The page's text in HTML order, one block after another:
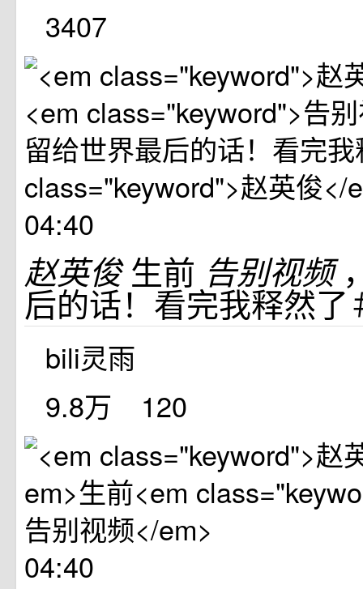
3407
04:40
赵英俊生前 告别视频
后的话！看完我释然
bili灵雨
9.8万
120
04:40